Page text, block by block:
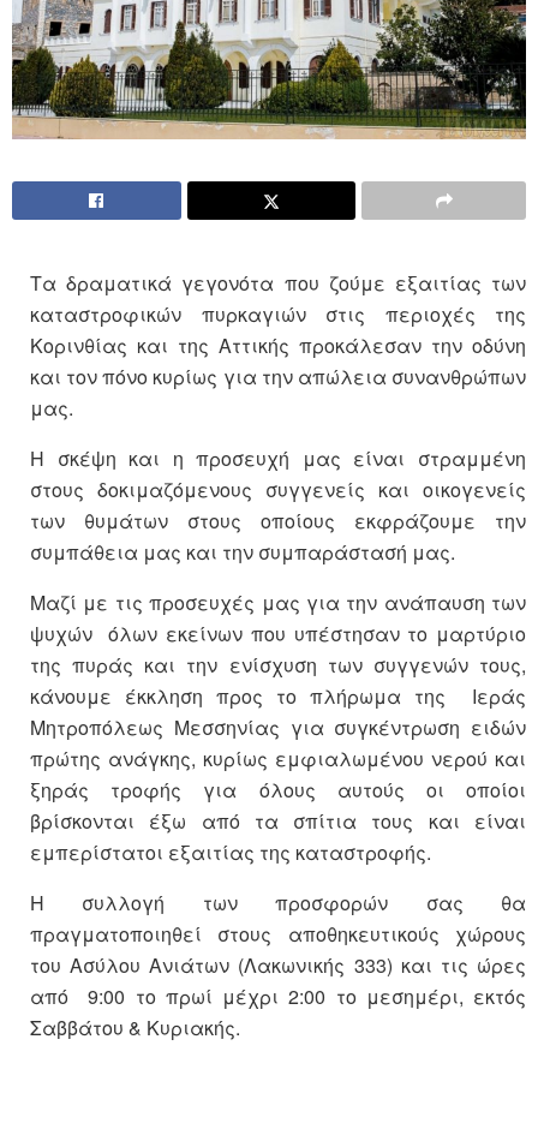
Τα δραματικά γεγονότα που ζούμε εξαιτίας των
καταστροφικών πυρκαγιών στις περιοχές της
Κορινθίας και της Αττικής προκάλεσαν την οδύνη
και τον πόνο κυρίως για την απώλεια συνανθρώπων
μας.
Η σκέψη και η προσευχή μας είναι στραμμένη
στους δοκιμαζόμενους συγγενείς και οικογενείς
των θυμάτων στους οποίους εκφράζουμε την
συμπάθεια μας και την συμπαράστασή μας.
Μαζί με τις προσευχές μας για την ανάπαυση των
ψυχών όλων εκείνων που υπέστησαν το μαρτύριο
της πυράς και την ενίσχυση των συγγενών τους,
κάνουμε έκκληση προς το πλήρωμα της Ιεράς
Μητροπόλεως Μεσσηνίας για συγκέντρωση ειδών
πρώτης ανάγκης, κυρίως εμφιαλωμένου νερού και
ξηράς τροφής για όλους αυτούς οι οποίοι
βρίσκονται έξω από τα σπίτια τους και είναι
εμπερίστατοι εξαιτίας της καταστροφής.
Η συλλογή των προσφορών σας θα
πραγματοποιηθεί στους αποθηκευτικούς χώρους
του Ασύλου Ανιάτων (Λακωνικής 333) και τις ώρες
από 9:00 το πρωί μέχρι 2:00 το μεσημέρι, εκτός
Σαββάτου & Κυριακής.